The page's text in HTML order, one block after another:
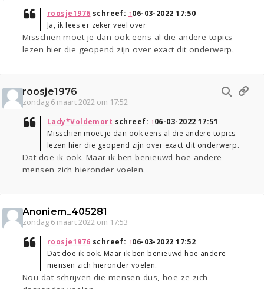
roosje1976 schreef: ↑06-03-2022 17:50
Ja, ik lees er zeker veel over
Misschien moet je dan ook eens al die andere topics
lezen hier die geopend zijn over exact dit onderwerp.
roosje1976
zondag 6 maart 2022 om 17:52
Lady*Voldemort schreef: ↑06-03-2022 17:51
Misschien moet je dan ook eens al die andere topics
lezen hier die geopend zijn over exact dit onderwerp.
Dat doe ik ook. Maar ik ben benieuwd hoe andere
mensen zich hieronder voelen.
Anoniem_405281
zondag 6 maart 2022 om 17:53
roosje1976 schreef: ↑06-03-2022 17:52
Dat doe ik ook. Maar ik ben benieuwd hoe andere
mensen zich hieronder voelen.
Nou dat schrijven die mensen dus, hoe ze zich